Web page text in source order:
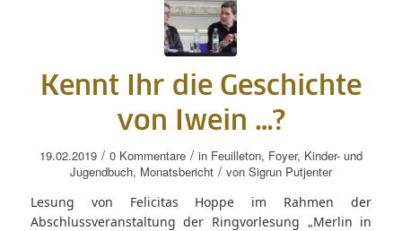
Kennt Ihr die Geschichte
von Iwein …?
19.02.2019 / 0 Kommentare / in Feuilleton, Foyer, Kinder- und
Jugendbuch, Monatsbericht / von Sigrun Putjenter
Lesung von Felicitas Hoppe im Rahmen der
Abschlussveranstaltung der Ringvorlesung „Merlin in